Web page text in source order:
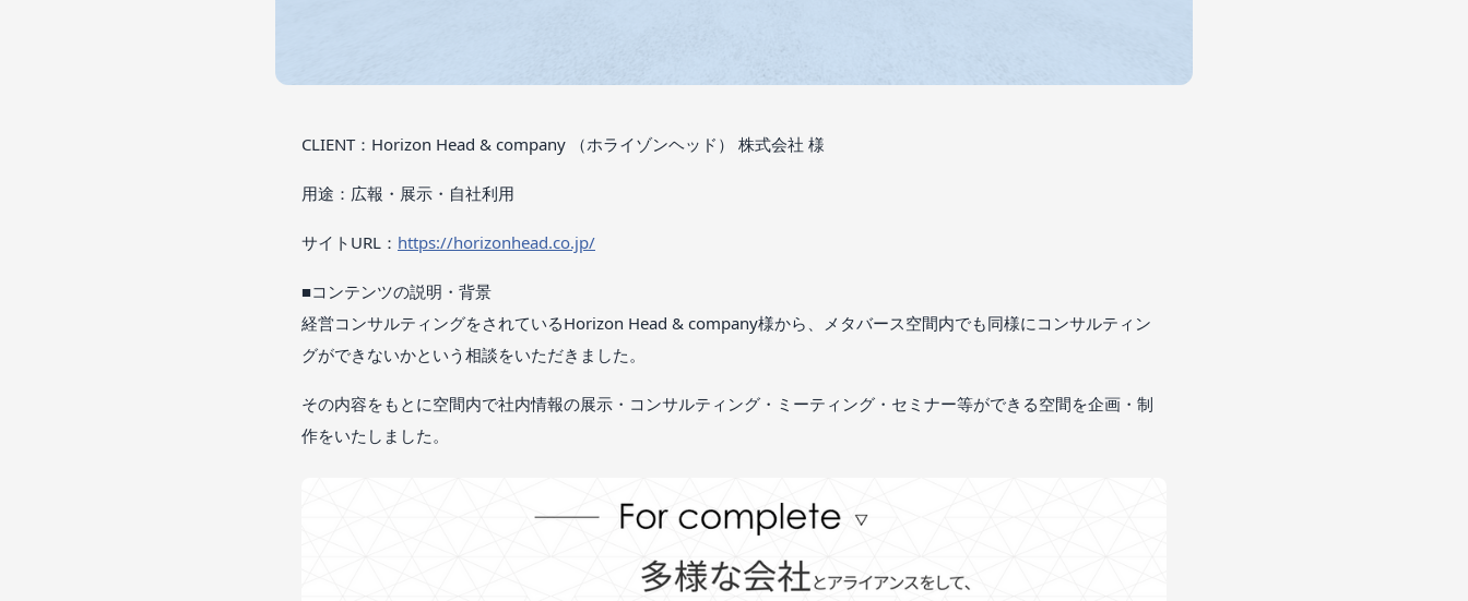
CLIENT：Horizon Head & company （ホライゾンヘッド） 株式会社 様
用途：広報・展示・自社利用
サイトURL： https://horizonhead.co.jp/
■コンテンツの説明・背景
経営コンサルティングをされているHorizon Head & company様から、メタバース空間内でも同様にコンサルティン
グができないかという相談をいただきました。
その内容をもとに空間内で社内情報の展示・コンサルティング・ミーティング・セミナー等ができる空間を企画・制
作をいたしました。